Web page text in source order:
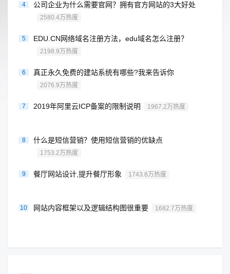
4 公司企业为什么需要官网？拥有官方网站的3大好处
2580.4万热度
5 EDU.CN网络域名注册方法，edu域名怎么注册？
2198.9万热度
6 真正永久免费的建站系统有哪些?我来告诉你
2076.9万热度
7 2019年阿里云ICP备案的限制说明 1967.2万热度
8 什么是短信营销？使用短信营销的优缺点
1753.2万热度
9 餐厅网站设计,提升餐厅形象 1743.8万热度
10 网站内容框架以及逻辑结构图很重要 1682.7万热度